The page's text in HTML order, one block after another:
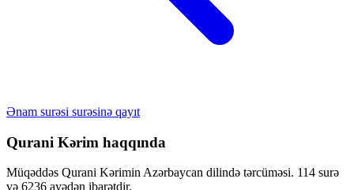
Ənam surəsi surəsinə qayıt
Qurani Kərim haqqında
Müqəddəs Qurani Kərimin Azərbaycan dilində tərcüməsi. 114 surə
və 6236 ayədən ibarətdir.